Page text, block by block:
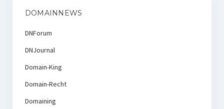
DOMAINNEWS
DNForum
DNJournal
Domain-King
Domain-Recht
Domaining